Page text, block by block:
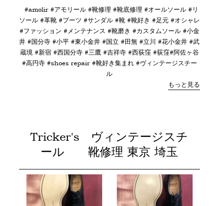
#amolir #アモリール #靴修理 #靴底修理 #オールソール #リ
ソール #革靴 #ブーツ #サンダル #靴 #靴好き #足元 #オシャレ
#ファッション #メンテナンス #靴磨き #カスタムソール #小金
井 #国分寺 #小平 #東小金井 #国立 #田無 #立川 #花小金井 #武
蔵境 #新宿 #西国分寺 #三鷹 #吉祥寺 #西荻窪 #荻窪#阿佐ヶ谷
#高円寺 #shoes repair #靴好き集まれ #ヴィンテージスチー
ル
もっと見る
Tricker's ヴィンテージスチ
ール 靴修理 東京 埼玉